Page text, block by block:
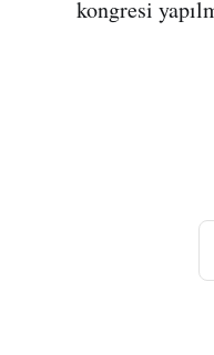
kongresi